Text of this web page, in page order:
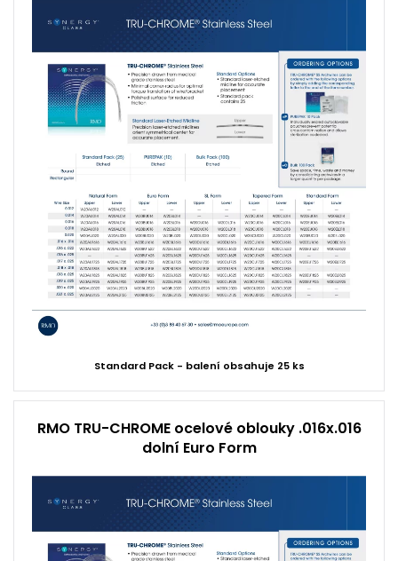
Standard Pack - balení obsahuje 25 ks
RMO TRU-CHROME ocelové oblouky .016x.016
dolní Euro Form